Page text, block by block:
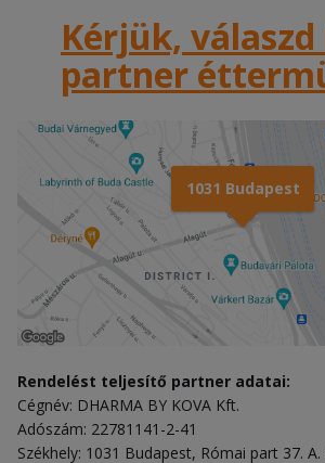
Kérjük,
partner
1031 Budapest
Rendelést teljesítő partner adatai:
Cégnév: DHARMA BY KOVA Kft.
Adószám: 22781141-2-41
Székhely: 1031 Budapest, Római part 37. A.